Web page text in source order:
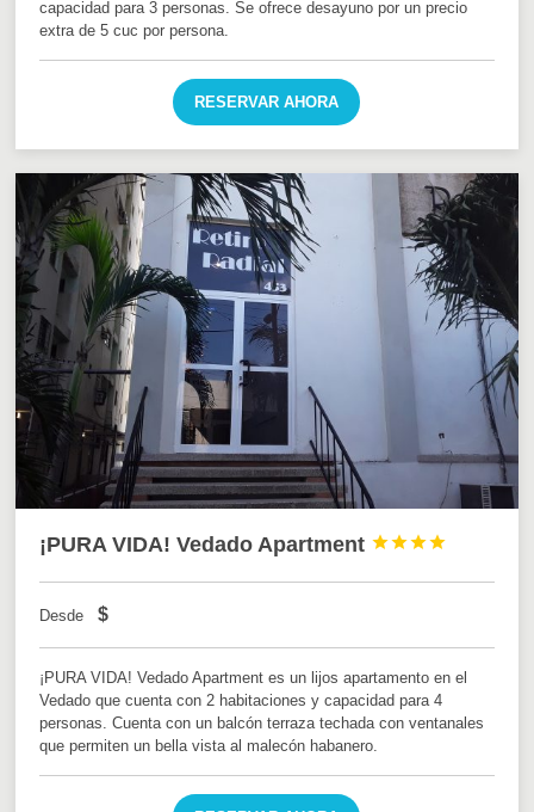
capacidad para 3 personas. Se ofrece desayuno por un precio
extra de 5 cuc por persona.
RESERVAR AHORA
¡PURA VIDA! Vedado Apartment 



Desde $
¡PURA VIDA! Vedado Apartment es un lijos apartamento en el
Vedado que cuenta con 2 habitaciones y capacidad para 4
personas. Cuenta con un balcón terraza techada con ventanales
que permiten un bella vista al malecón habanero.